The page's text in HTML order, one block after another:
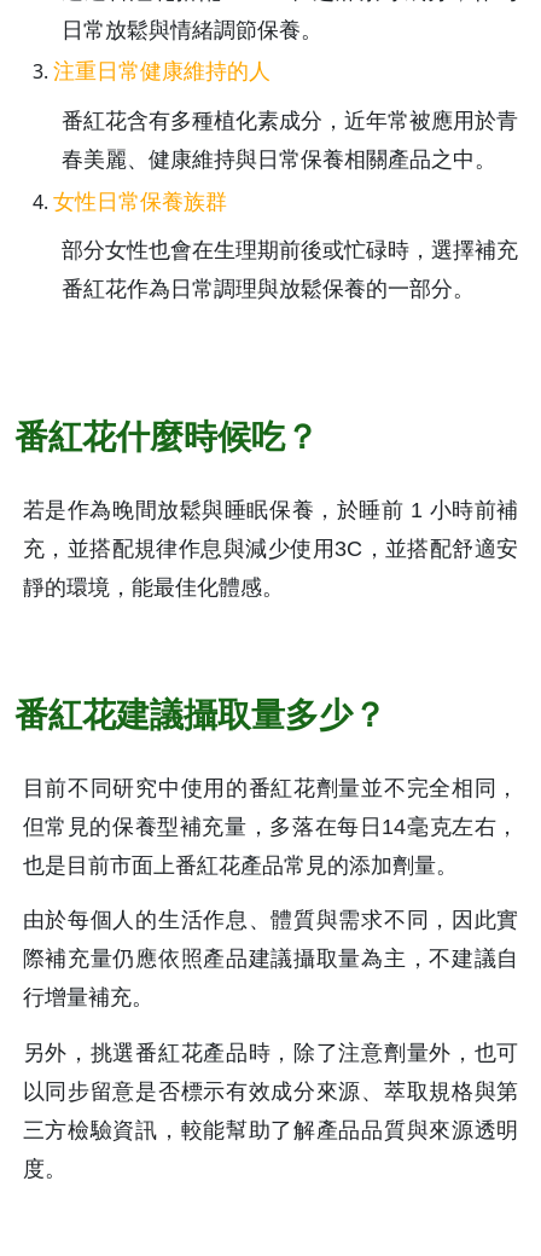
日常放鬆與情緒調節保養。
注重日常健康維持的人
番紅花含有多種植化素成分，近年常被應用於青
春美麗、健康維持與日常保養相關產品之中。
女性日常保養族群
部分女性也會在生理期前後或忙碌時，選擇補充
番紅花作為日常調理與放鬆保養的一部分。
番紅花什麼時候吃？
若是作為晚間放鬆與睡眠保養，於睡前 1 小時前補
充，並搭配規律作息與減少使用3C，並搭配舒適安
靜的環境，能最佳化體感。
番紅花建議攝取量多少？
目前不同研究中使用的番紅花劑量並不完全相同，
但常見的保養型補充量，多落在每日14毫克左右，
也是目前市面上番紅花產品常見的添加劑量。
由於每個人的生活作息、體質與需求不同，因此實
際補充量仍應依照產品建議攝取量為主，不建議自
行增量補充。
另外，挑選番紅花產品時，除了注意劑量外，也可
以同步留意是否標示有效成分來源、萃取規格與第
三方檢驗資訊，較能幫助了解產品品質與來源透明
度。